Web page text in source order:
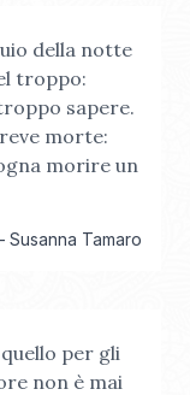
della notte
troppo:
sapere.
morte:
morire un
Susanna Tamaro
per gli
non è mai